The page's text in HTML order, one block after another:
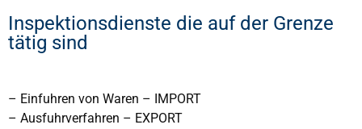
Inspektionsdienste die auf der Grenze
tätig sind
– Einfuhren von Waren – IMPORT
– Ausfuhrverfahren – EXPORT